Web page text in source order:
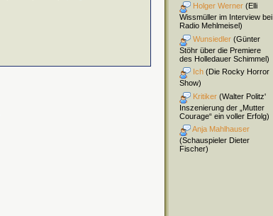
Holger Werner (Elli
Wissmüller im Interview bei
Radio Mehlmeisel)
Wunsiedler (Günter
Stöhr über die Premiere
des Holledauer Schimmel)
Ich (Die Rocky Horror
Show)
Kritiker (Walter Politz'
Inszenierung der „Mutter
Courage“ ein voller Erfolg)
Anja Mahlhauser
(Schauspieler Dieter
Fischer)